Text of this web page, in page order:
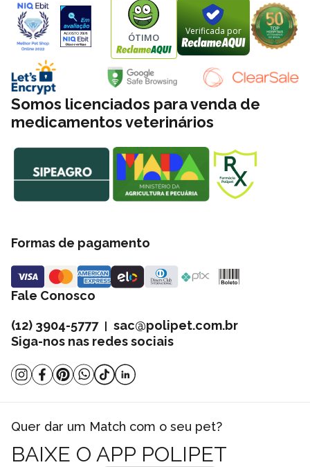
ÓTIMO Verificada por
Somos licenciados para venda de
medicamentos veterinários
Formas de pagamento
Fale Conosco
(12) 3904-5777| sac@polipet.com.br
Siga-nos nas redes sociais
Quer dar um Match com o seu pet?
BAIXE O APP POLIPET